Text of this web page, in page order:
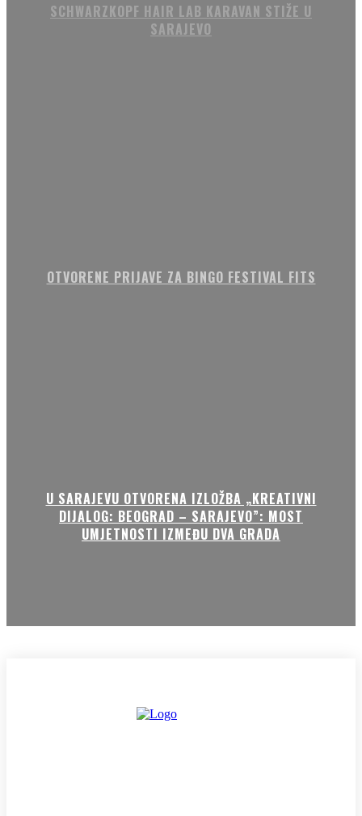
SCHWARZKOPF HAIR LAB KARAVAN STIŽE U
SARAJEVO
OTVORENE PRIJAVE ZA BINGO FESTIVAL FITS
U SARAJEVU OTVORENA IZLOŽBA „KREATIVNI
DIJALOG: BEOGRAD – SARAJEVO”: MOST
UMJETNOSTI IZMEĐU DVA GRADA